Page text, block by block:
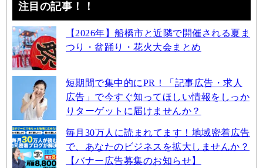
注目の記事！！
【2026年】船橋市と近隣で開催される夏ま
つり・盆踊り・花火大会まとめ
短期間で集中的にPR！「記事広告・求人
広告」で今すぐ知ってほしい情報をしっか
りターゲットに届けませんか？
毎月30万人に読まれてます！地域密着広告
で、あなたのビジネスを拡大しませんか？
【バナー広告募集のお知らせ】